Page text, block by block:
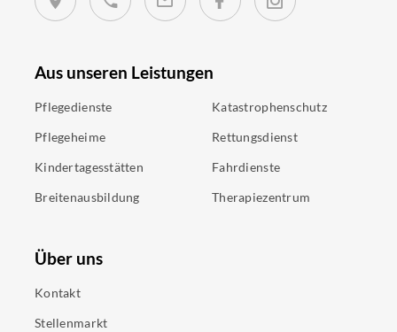
Aus unseren Leistungen
Pflegedienste
Pflegeheime
Kindertagesstätten
Breitenausbildung
Katastrophenschutz
Rettungsdienst
Fahrdienste
Therapiezentrum
Über uns
Kontakt
Stellenmarkt